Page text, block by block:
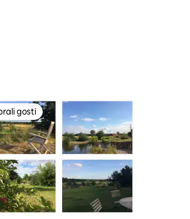
gosti
gosti